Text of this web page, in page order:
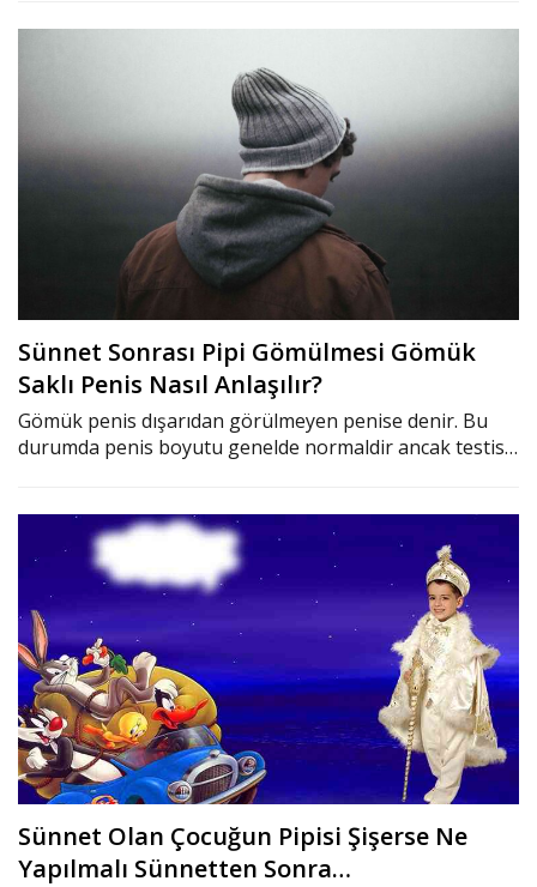
Sünnet Sonrası Pipi Gömülmesi Gömük
Saklı Penis Nasıl Anlaşılır?
Gömük penis dışarıdan görülmeyen penise denir. Bu
durumda penis boyutu genelde normaldir ancak testis…
Sünnet Olan Çocuğun Pipisi Şişerse Ne
Yapılmalı Sünnetten Sonra…